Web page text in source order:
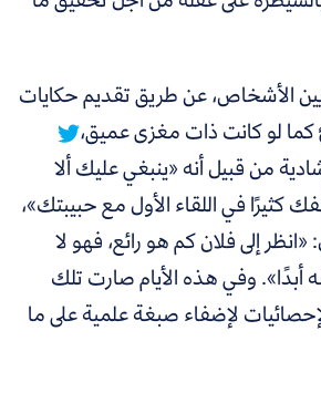
الأشخاص، عن طريق تقديم حكايات
لو كانت ذات مغزى عميق،
من قبيل أنه«ينبغي عليك ألا
في اللقاء الأول مع حبيبتك»،
إلى فلان كم هو رائع، فهو لا
أبدًا». وفي هذه الأيام صارت تلك
لإضفاء صبغة علمية على ما